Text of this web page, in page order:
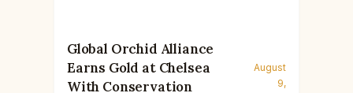
Global Orchid Alliance
Earns Gold at Chelsea
With Conservation
August
9,